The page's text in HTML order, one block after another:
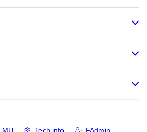
MU Tech info FAdmin